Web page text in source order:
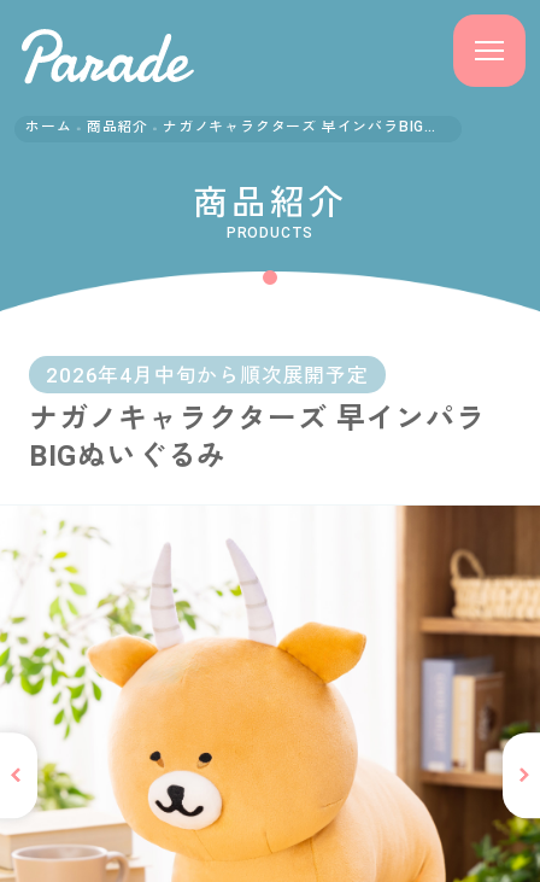
よくある質問
会社概要
採用情報
お問い合わせ
PRIZE 公式 X
PRIZE 公式 Instagram
CAPSULE TOY 公式 X
CAPSULE TOY 公式 Instagram
ホーム 商品紹介 ナガノキャラクターズ 早インパラBIGぬいぐるみ
商品紹介
PRODUCTS
2026年4月中旬から順次展開予定
ナガノキャラクターズ 早インパラ
BIGぬいぐるみ